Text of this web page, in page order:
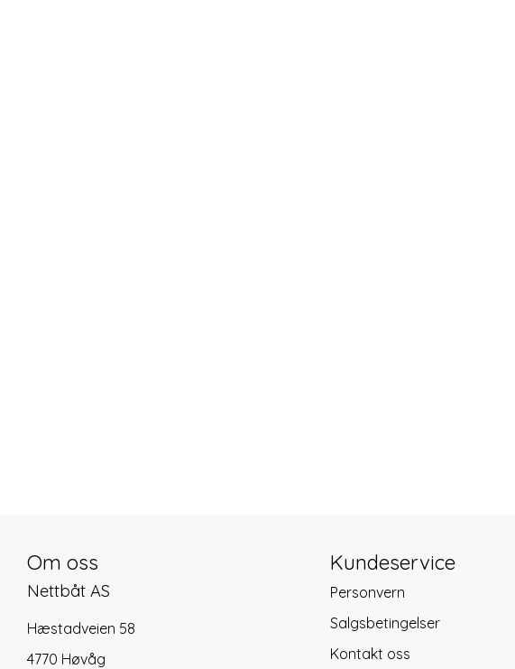
Om oss
Nettbåt AS
Hæstadveien 58
4770 Høvåg
Kundeservice
Personvern
Salgsbetingelser
Kontakt oss